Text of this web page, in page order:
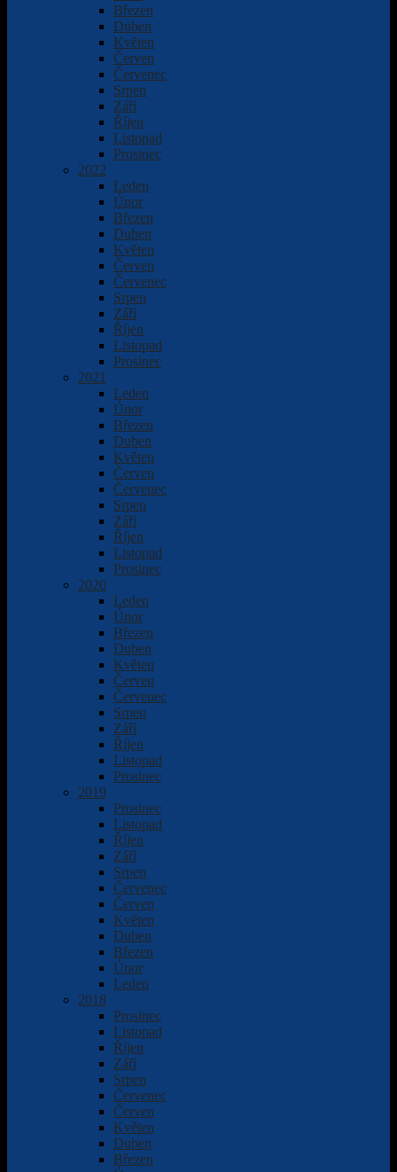
Březen
Duben
Květen
Červen
Červenec
Srpen
Září
Říjen
Listopad
Prosinec
2022
Leden
Únor
Březen
Duben
Květen
Červen
Červenec
Srpen
Září
Říjen
Listopad
Prosinec
2021
Leden
Únor
Březen
Duben
Květen
Červen
Červenec
Srpen
Září
Říjen
Listopad
Prosinec
2020
Leden
Únor
Březen
Duben
Květen
Červen
Červenec
Srpen
Září
Říjen
Listopad
Prosinec
2019
Prosinec
Listopad
Říjen
Září
Srpen
Červenec
Červen
Květen
Duben
Březen
Únor
Leden
2018
Prosinec
Listopad
Říjen
Září
Srpen
Červenec
Červen
Květen
Duben
Březen